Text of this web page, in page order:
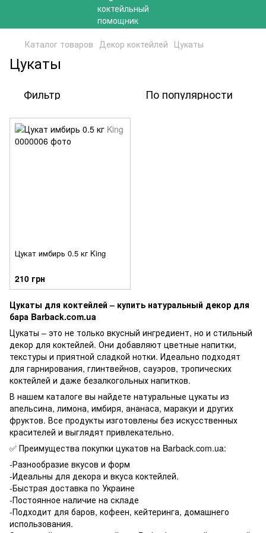
Каталог товаров Декор коктейлей Цукаты
Цукаты
Фильтр По популярности
Цукат имбирь 0.5 кг King
210 грн
Цукаты для коктейлей – купить натуральный декор для
бара Barback.com.ua
Цукаты – это не только вкусный ингредиент, но и стильный
декор для коктейлей. Они добавляют цветные напитки,
текстуры и приятной сладкой нотки. Идеально подходят
для гарнирования, глинтвейнов, сауэров, тропических
коктейлей и даже безалкогольных напитков.
В нашем каталоге вы найдете натуральные цукаты из
апельсина, лимона, имбиря, ананаса, маракуи и других
фруктов. Все продукты изготовлены без искусственных
красителей и выглядят привлекательно.
✅ Преимущества покупки цукатов на Barback.com.ua:
-Разнообразие вкусов и форм
-Идеальны для декора и вкуса коктейлей.
-Быстрая доставка по Украине
-Постоянное наличие на складе
-Подходит для баров, кофеен, кейтеринга, домашнего
использования.